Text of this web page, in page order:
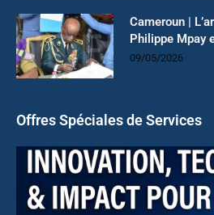
Cameroun |
Philippe Mpay
09/05/2026
Offres Spéciales de Services